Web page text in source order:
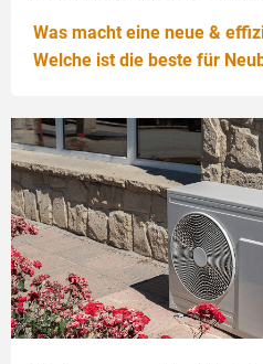
Was macht eine neue &
Welche ist die beste für